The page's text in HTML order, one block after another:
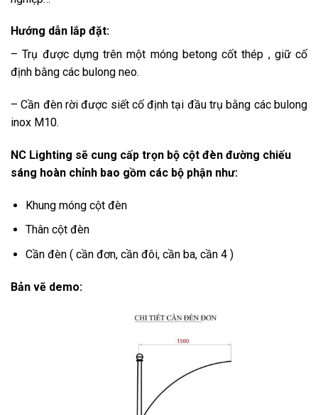
Hướng dẫn lắp đặt:
– Trụ được dựng trên một móng betong cốt thép , giữ cố
định bằng các bulong neo.
– Cần đèn rời được siết cố định tại đầu trụ bằng các bulong
inox M10.
NC Lighting sẽ cung cấp trọn bộ cột đèn đường chiếu
sáng hoàn chỉnh bao gồm các bộ phận như:
Khung móng cột đèn
Thân cột đèn
Cần đèn ( cần đơn, cần đôi, cần ba, cần 4 )
Bản vẽ demo: